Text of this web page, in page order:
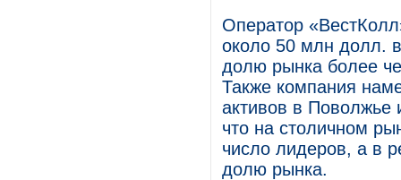
Оператор
около 50 млн долл. в
долю рынка более
Также компания
активов в Поволжье
что на столичном
число лидеров, а в
долю рынка.